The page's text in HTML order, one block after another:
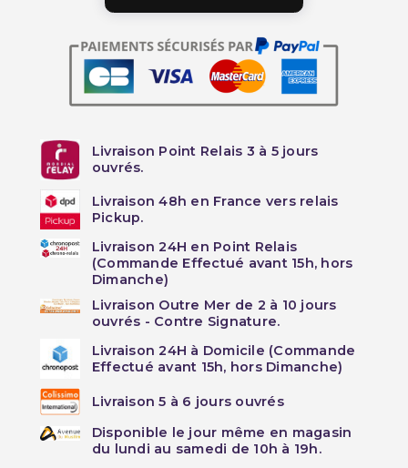
Livraison Point Relais 3 à 5 jours
ouvrés.
Livraison 48h en France vers relais
Pickup.
Livraison 24H en Point Relais
(Commande Effectué avant 15h, hors
Dimanche)
Livraison Outre Mer de 2 à 10 jours
ouvrés - Contre Signature.
Livraison 24H à Domicile (Commande
Effectué avant 15h, hors Dimanche)
Livraison 5 à 6 jours ouvrés
Disponible le jour même en magasin
du lundi au samedi de 10h à 19h.